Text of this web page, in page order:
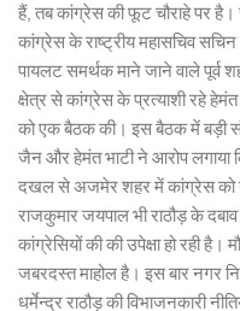
हैं, तब कांग्रेस की फूट चौराहे पर
कांग्रेस के राष्ट्रीय महासचिव
पायलट समर्थक माने जाने वाले पूर्व
क्षेत्र से कांग्रेस के प्रत्याशी रहे
को एक बैठक की। इस बैठक में बड़ी
जैन और हेमंत भाटी ने आरोप लगाया
दखल से अजमेर शहर में कांग्रेस को
राजकुमार जयपाल भी राठौड़ के
कांग्रेसियों की की उपेक्षा हो रही
जबरदस्त माहोल है। इस बार नगर
धर्मेन्द्र राठौड़ की विभाजनकारी